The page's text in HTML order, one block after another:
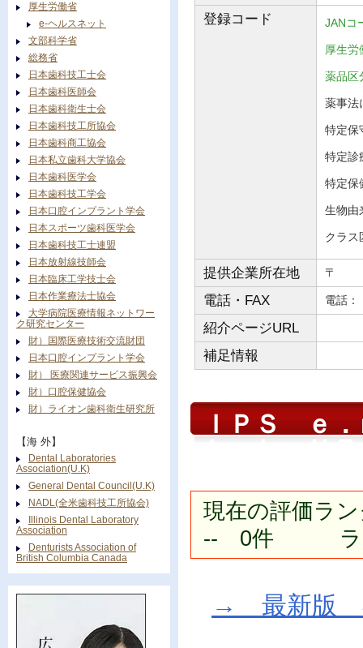
登録コード JANコ
厚生
薬品
薬事
特定
特定
特定
生物
クラ
提供企業所在地 〒
電話・FAX 電
紹介ページURL
補足情報
ＩＰＳ ｅ
現在の評価
-- 0件 ラ
→ 最新版
厚生労働省
e-ヘルスネット
文部科学省
総務省
日本歯科技工士会
日本歯科医師会
日本歯科衛生士会
日本歯科技工所協会
日本歯科商工協会
日本私立歯科大学協会
日本歯科医学会
日本歯科技工学会
日本口腔インプラント学会
日本スポーツ歯科医学会
日本歯科技工士連盟
日本放射線技師会
日本臨床工学技士会
日本作業療法士協会
大学病院医療情報ネットワー
ク研究センター
財）国際医療技術交流財団
日本口腔インプラント学会
財） 医療関連サービス振興会
財）口腔保健協会
財）ライオン歯科衛生研究所
【海 外】
Dental Laboratories
Association(U.K)
General Dental Council(U.K)
NADL(全米歯科技工所協会)
Illinois Dental Laboratory
Association
Denturists Association of
British Columbia Canada